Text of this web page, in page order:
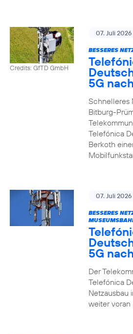
Credits: GfTD GmbH
07. Juli 2026
BESSERES
5G
Schnelleres
Bitburg-
Telefónica
Berkoth
07. Juli 2026
BESSERES
5G
Der
Telefónica
Netzausbau
weiter voran